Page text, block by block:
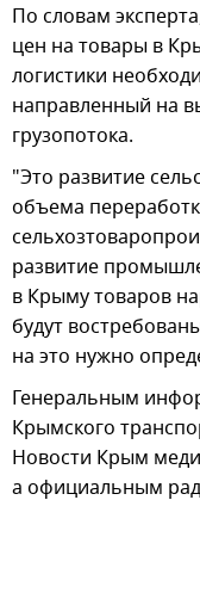
По словам
цен на товары в
логистики
направленный на
грузопотока.
"Это развитие
объема
развитие
в Крыму товаров
будут
на это нужно
Генеральным
Крымского
Новости Крым
а официальным